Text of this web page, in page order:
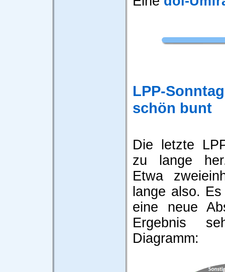
LPP-
schön bunt
Die letzte
zu lange
Etwa
lange also.
eine neue
Ergebnis
Diagramm: